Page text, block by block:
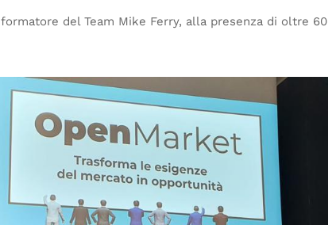
del Team Mike Ferry, alla presenza di oltre 60